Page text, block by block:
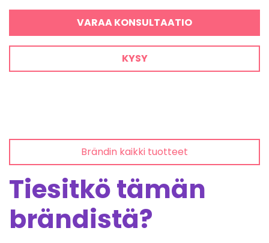
VARAA KONSULTAATIO
KYSY
Brändin kaikki tuotteet
Tiesitkö tämän
brändistä?